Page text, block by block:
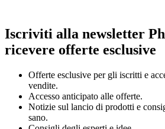
Iscriviti alla newsletter
ricevere offerte esclusive
Offerte esclusive per gli iscritti e
vendite.
Accesso anticipato alle offerte.
Notizie sul lancio di prodotti e
sano.